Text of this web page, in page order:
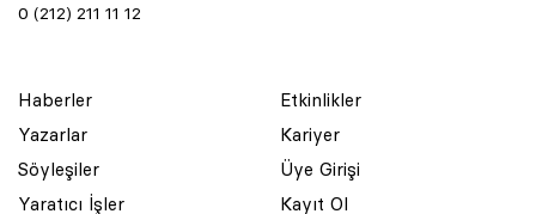
0 (212) 211 11 12
Haberler
Yazarlar
Söyleşiler
Yaratıcı İşler
Etkinlikler
Kariyer
Üye Girişi
Kayıt Ol